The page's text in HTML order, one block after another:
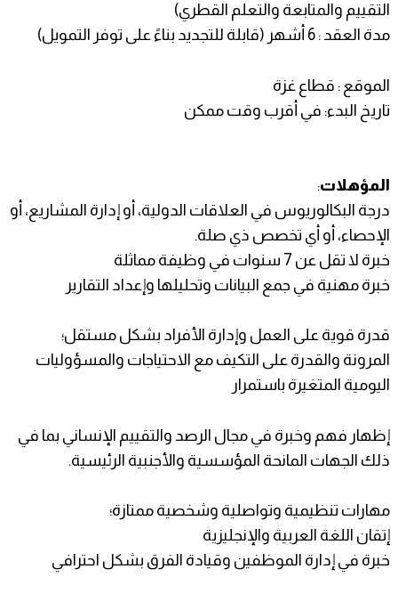
التقييم والمتابعة والتعلم القطري)
مدة العقد : 6 أشهر (قابلة للتجديد بناءً على توفر التمويل)
الموقع : قطاع غزة
تاريخ البدء: في أقرب وقت ممكن
المؤهلات:
درجة البكالوريوس في العلاقات الدولية، أو إدارة المشاريع، أو
الإحصاء، أو أي تخصص ذي صلة.
خبرة لا تقل عن 7 سنوات في وظيفة مماثلة
خبرة مهنية في جمع البيانات وتحليلها وإعداد التقارير
قدرة قوية على العمل وإدارة الأفراد بشكل مستقل؛
المرونة والقدرة على التكيف مع الاحتياجات والمسؤوليات
اليومية المتغيرة باستمرار
إظهار فهم وخبرة في مجال الرصد والتقييم الإنساني بما في
ذلك الجهات المانحة المؤسسية والأجنبية الرئيسية.
مهارات تنظيمية وتواصلية وشخصية ممتازة؛
إتقان اللغة العربية والإنجليزية
خبرة في إدارة الموظفين وقيادة الفرق بشكل احترافي